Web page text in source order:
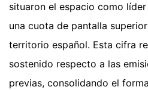
situaron el espacio como
una cuota de pantalla
territorio español. Esta cifra
sostenido respecto a las
previas, consolidando el